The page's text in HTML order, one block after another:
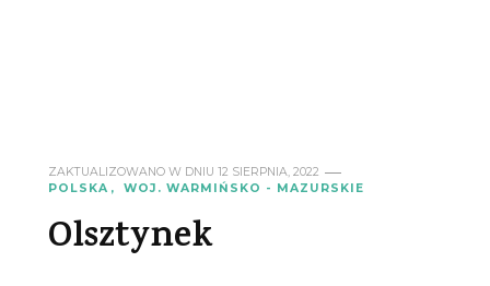
ZAKTUALIZOWANO W DNIU 12 SIERPNIA, 2022
POLSKA
WOJ. WARMIŃSKO - MAZURSKIE
Olsztynek